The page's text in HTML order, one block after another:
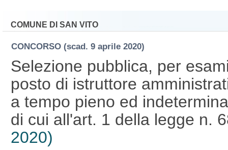
COMUNE DI SAN VITO
CONCORSO (scad. 9 aprile 2020)
Selezione pubblica, per
posto di istruttore
a tempo pieno ed
di cui all'art. 1 della legge n.
2020)